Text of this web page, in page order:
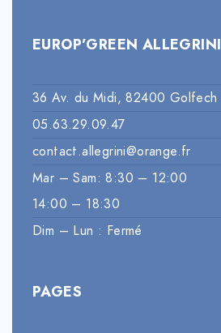
EUROP’GREEN ALLEGRINI
36 Av. du Midi, 82400 Golfech
05.63.29.09.47
contact.allegrini@orange.fr
Mar – Sam: 8:30 – 12:00
14:00 – 18:30
Dim – Lun : Fermé
PAGES